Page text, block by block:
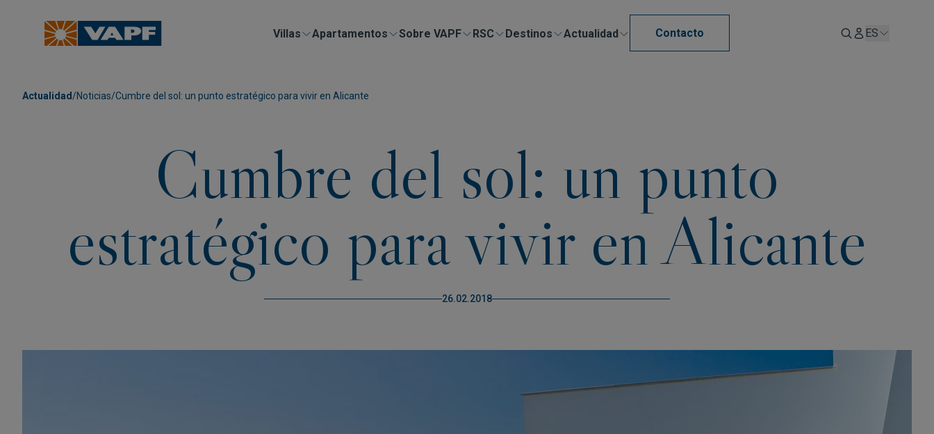
Villas Apartamentos Sobre VAPF RSC Destinos Actualidad Contacto ES
Actualidad /Noticias/Cumbre del sol: un punto estratégico para vivir en Alicante
Cumbre del sol: un punto
estratégico para vivir en Alicante
26.02.2018